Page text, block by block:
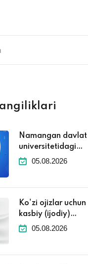
Namangan davlat
universitetidagi
kafedralaridagi
05.08.2026
Ko'zi ojizlar uchun
kasbiy (ijodiy)
imtihonlar natijalari
05.08.2026